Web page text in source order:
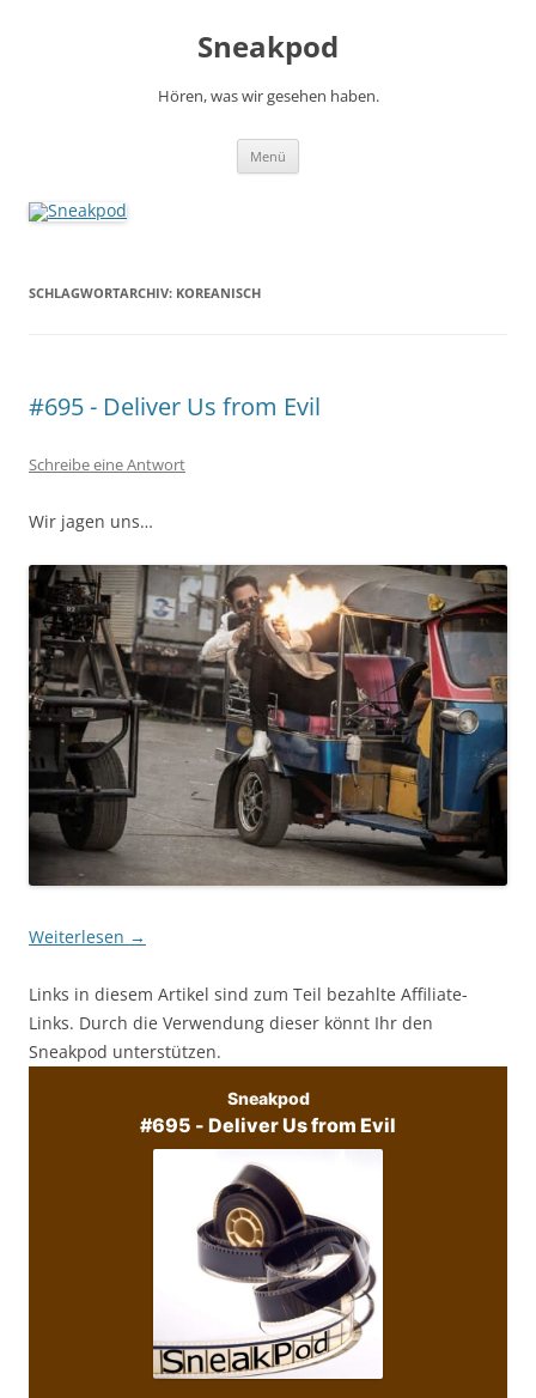
Sneakpod
Hören, was wir gesehen haben.
Menü
SCHLAGWORTARCHIV: KOREANISCH
#695 - Deliver Us from Evil
Schreibe eine Antwort
Wir jagen uns…
Weiterlesen →
Links in diesem Artikel sind zum Teil bezahlte Affiliate-
Links. Durch die Verwendung dieser könnt Ihr den
Sneakpod unterstützen.